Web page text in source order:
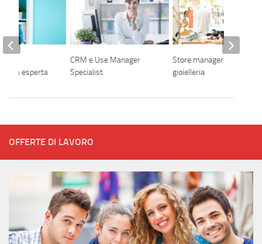
CRM e Use Manager
Specialist
Store manager nota
gioielleria
esperta
OFFERTE DI LAVORO